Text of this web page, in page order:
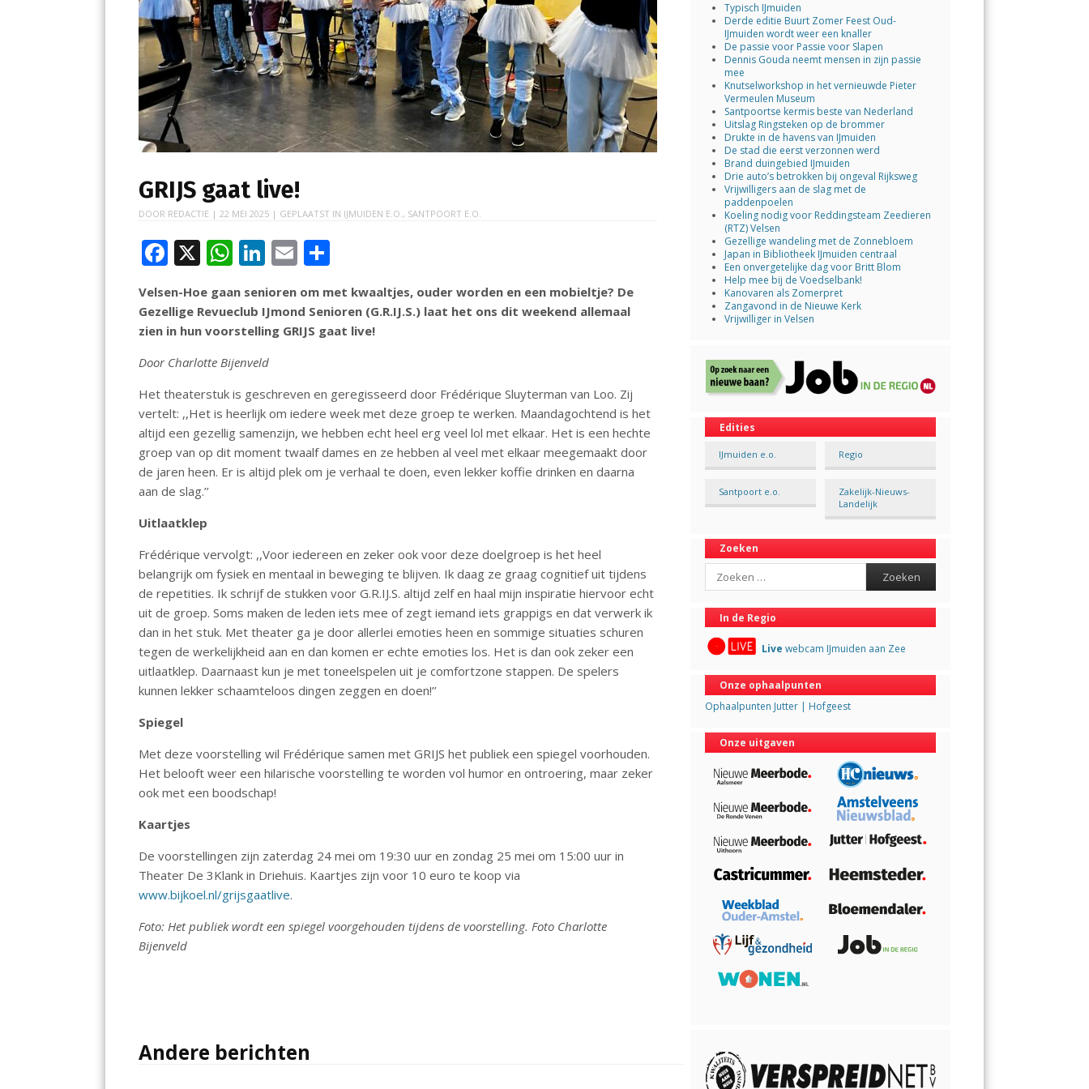
GRIJS gaat live!
DOOR REDACTIE |22 MEI 2025 | GEPLAATST IN IJMUIDEN E.O., SANTPOORT E.O.
F
ac
e
b
o
o
k
X W
h
at
s
A
p
p
Li
n
k
e
dI
n
E
m
ai
l
e
n
Velsen-Hoe gaan senioren om met kwaaltjes, ouder worden en een mobieltje? De
Gezellige Revueclub IJmond Senioren (G.R.IJ.S.) laat het ons dit weekend allemaal
zien in hun voorstelling GRIJS gaat live!
Door Charlotte Bijenveld
Het theaterstuk is geschreven en geregisseerd door Frédérique Sluyterman van Loo. Zij
vertelt: ,,Het is heerlijk om iedere week met deze groep te werken. Maandagochtend is het
altijd een gezellig samenzijn, we hebben echt heel erg veel lol met elkaar. Het is een hechte
groep van op dit moment twaalf dames en ze hebben al veel met elkaar meegemaakt door
de jaren heen. Er is altijd plek om je verhaal te doen, even lekker koffie drinken en daarna
aan de slag.’’
Uitlaatklep
Frédérique vervolgt: ,,Voor iedereen en zeker ook voor deze doelgroep is het heel
belangrijk om fysiek en mentaal in beweging te blijven. Ik daag ze graag cognitief uit tijdens
de repetities. Ik schrijf de stukken voor G.R.IJ.S. altijd zelf en haal mijn inspiratie hiervoor echt
uit de groep. Soms maken de leden iets mee of zegt iemand iets grappigs en dat verwerk ik
dan in het stuk. Met theater ga je door allerlei emoties heen en sommige situaties schuren
tegen de werkelijkheid aan en dan komen er echte emoties los. Het is dan ook zeker een
uitlaatklep. Daarnaast kun je met toneelspelen uit je comfortzone stappen. De spelers
kunnen lekker schaamteloos dingen zeggen en doen!’’
Spiegel
Met deze voorstelling wil Frédérique samen met GRIJS het publiek een spiegel voorhouden.
Het belooft weer een hilarische voorstelling te worden vol humor en ontroering, maar zeker
ook met een boodschap!
Kaartjes
De voorstellingen zijn zaterdag 24 mei om 19:30 uur en zondag 25 mei om 15:00 uur in
Theater De 3Klank in Driehuis. Kaartjes zijn voor 10 euro te koop via
www.bijkoel.nl/grijsgaatlive.
Foto: Het publiek wordt een spiegel voorgehouden tijdens de voorstelling. Foto Charlotte
Bijenveld
Andere berichten
Typisch IJmuiden
Derde editie Buurt Zomer Feest Oud-
IJmuiden wordt weer een knaller
De passie voor Passie voor Slapen
Dennis Gouda neemt mensen in zijn passie
mee
Knutselworkshop in het vernieuwde Pieter
Vermeulen Museum
Santpoortse kermis beste van Nederland
Uitslag Ringsteken op de brommer
Drukte in de havens van IJmuiden
De stad die eerst verzonnen werd
Brand duingebied IJmuiden
Drie auto’s betrokken bij ongeval Rijksweg
Vrijwilligers aan de slag met de
paddenpoelen
Koeling nodig voor Reddingsteam Zeedieren
(RTZ) Velsen
Gezellige wandeling met de Zonnebloem
Japan in Bibliotheek IJmuiden centraal
Een onvergetelijke dag voor Britt Blom
Help mee bij de Voedselbank!
Kanovaren als Zomerpret
Zangavond in de Nieuwe Kerk
Vrijwilliger in Velsen
Edities
IJmuiden e.o. Regio
Santpoort e.o.
Zakelijk-Nieuws-
Landelijk
Zoeken
Search
In de Regio
Live webcam IJmuiden aan Zee
Onze ophaalpunten
Ophaalpunten Jutter | Hofgeest
Onze uitgaven